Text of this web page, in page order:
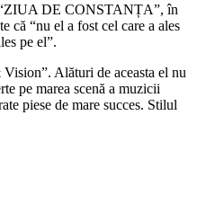
DE CONSTANȚA”, în
că “nu el a fost cel care a ales
pe el”.
Alături de aceasta el nu
pe marea scenă a muzicii
piese de mare succes. Stilul